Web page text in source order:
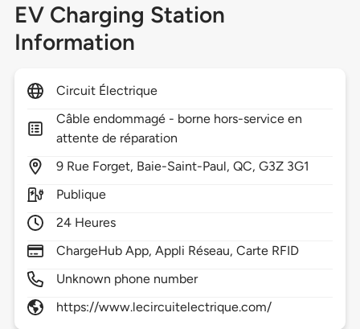
EV Charging Station
Information
Circuit Électrique
Câble endommagé - borne hors-service en
attente de réparation
9 Rue Forget, Baie-Saint-Paul,QC,G3Z 3G1
Publique
24 Heures
ChargeHub App, Appli Réseau, Carte RFID
Unknown phone number
https://www.lecircuitelectrique.com/